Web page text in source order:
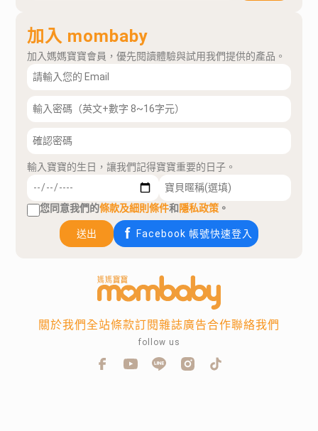
加入 mombaby
加入媽媽寶寶會員，優先閱讀體驗與試用我們提供的產品。
輸入寶寶的生日，讓我們記得寶寶重要的日子。
您同意我們的條款及細則條件和隱私政策 。
送出 Facebook 帳號快速登入
關於我們全站條款訂閱雜誌廣告合作聯絡我們
follow us